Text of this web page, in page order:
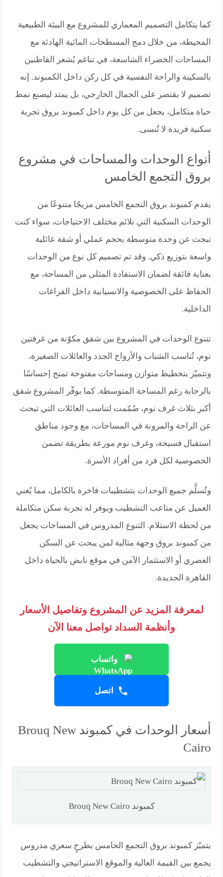
كما يتكامل التصميم المعماري للمشروع مع البيئة الطبيعية
المحيطة، من خلال دمج المسطحات المائية الهادئة مع
المساحات الخضراء الشاسعة، في تناغم يُشعر القاطنين
بالسكينة والراحة النفسية في كل ركن داخل الكمبوند. إنه
تصميم لا يقتصر على الجمال الخارجي، بل يمتد ليصنع نمط
حياة متكامل، يجعل من كل يوم داخل كمبوند بروق تجربة
سكنية فريدة لا تُنسى.
أنواع الوحدات والمساحات في مشروع
بروق التجمع الخامس
يقدم كمبوند بروق التجمع الخامس مزيجًا متنوعًا من
الوحدات السكنية التي تلائم مختلف الاحتياجات، سواء كنت
تبحث عن وحدة متوسطة بحجم عملي أو شقة عائلية
واسعة بتوزيع ذكي. وقد تم تصميم كل نوع من الوحدات
بعناية فائقة لضمان الاستفادة المثلى من المساحة، مع
الحفاظ على الخصوصية والانسيابية داخل الفراغات
الداخلية.
تتنوع الوحدات في المشروع بين شقق مكوّنة من غرفتين
نوم، تُناسب الشباب والأزواج الجدد والعائلات الصغيرة،
وتتميّز بتخطيط متوازن ومساحات مفتوحة تمنح إحساسًا
بالرحابة رغم المساحة المتوسطة. كما يوفّر المشروع شقق
أكبر بثلاث غرف نوم، صُمّمت لتناسب العائلات التي تبحث
عن الراحة والمرونة في المساحات، مع وجود مناطق
استقبال فسيحة، وغرف نوم موزعة بطريقة تضمن
الخصوصية لكل فرد من أفراد الأسرة.
وتُسلَّم جميع الوحدات بتشطيبات فاخرة بالكامل، مما يُغني
العميل عن متاعب التشطيب ويوفر له تجربة سكن متكاملة
من لحظة الاستلام. التنوع المدروس في المساحات يجعل
من كمبوند بروق وجهة مثالية لمن يبحث عن السكن
العصري أو الاستثمار الآمن في موقع نابض بالحياة داخل
القاهرة الجديدة.
لمعرفة المزيد عن المشروع وتفاصيل الأسعار
وأنظمة السداد تواصل معنا الآن
واتساب
اتصل
أسعار الوحدات في كمبوند Brouq New
Cairo
كمبوند Brouq New Cairo
يتميّز كمبوند بروق التجمع الخامس بطرحٍ سعري مدروس
يجمع بين القيمة العالية والموقع الاستراتيجي والتشطيب